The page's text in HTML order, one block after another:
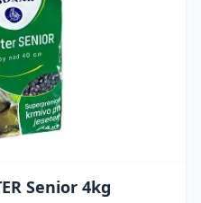
Senior 4kg